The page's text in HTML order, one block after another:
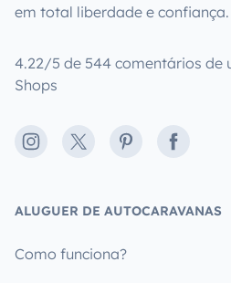
em total liberdade e confiança.
4.22/5 de 544 comentários de
Shops
Instagram
X PinterestFacebook
ALUGUER DE AUTOCARAVANAS
Como funciona?